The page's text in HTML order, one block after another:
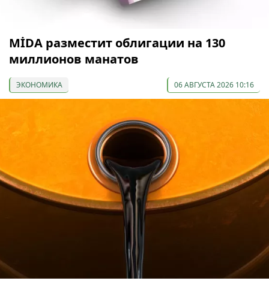
МİDA разместит облигации на 130
миллионов манатов
ЭКОНОМИКА 06 АВГУСТА 2026 10:16